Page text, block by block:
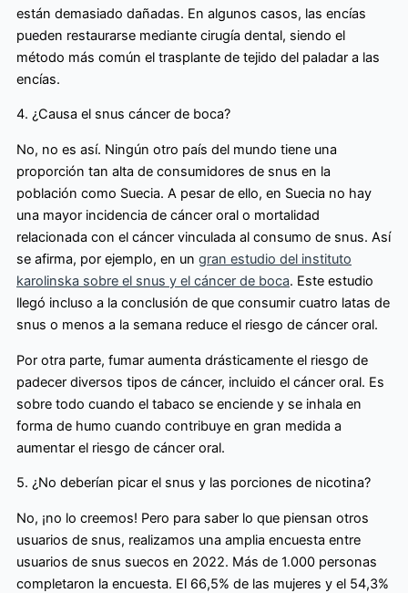
están demasiado dañadas. En algunos casos, las encías
pueden restaurarse mediante cirugía dental, siendo el
método más común el trasplante de tejido del paladar a las
encías.
4. ¿Causa el snus cáncer de boca?
No, no es así. Ningún otro país del mundo tiene una
proporción tan alta de consumidores de snus en la
población como Suecia. A pesar de ello, en Suecia no hay
una mayor incidencia de cáncer oral o mortalidad
relacionada con el cáncer vinculada al consumo de snus. Así
se afirma, por ejemplo, en un gran estudio del instituto
karolinska sobre el snus y el cáncer de boca. Este estudio
llegó incluso a la conclusión de que consumir cuatro latas de
snus o menos a la semana reduce el riesgo de cáncer oral.
Por otra parte, fumar aumenta drásticamente el riesgo de
padecer diversos tipos de cáncer, incluido el cáncer oral. Es
sobre todo cuando el tabaco se enciende y se inhala en
forma de humo cuando contribuye en gran medida a
aumentar el riesgo de cáncer oral.
5. ¿No deberían picar el snus y las porciones de nicotina?
No, ¡no lo creemos! Pero para saber lo que piensan otros
usuarios de snus, realizamos una amplia encuesta entre
usuarios de snus suecos en 2022. Más de 1.000 personas
completaron la encuesta. El 66,5% de las mujeres y el 54,3%